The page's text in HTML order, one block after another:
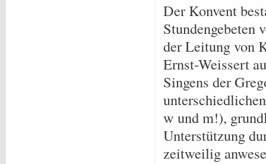
Der Konvent
Stundengebeten
der Leitung von
Ernst-Weissert
Singens der
w und m!),
Unterstützung
zeitweilig